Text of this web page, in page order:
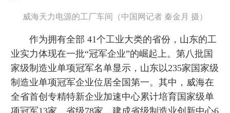
威海天力电源的工厂车间（中国网记者 秦金月 摄）
作为拥有全部 41个工业大类的省份，山东的工
业实力体现在一批“冠军企业”的崛起上。第八批国
家级制造业单项冠军名单显示，山东以235家国家级
制造业单项冠军企业位居全国第一。其中，威海在
全省首创专精特新企业加速中心累计培育国家级单
项冠军13家、省级78家，建成省级制造业创新中心6